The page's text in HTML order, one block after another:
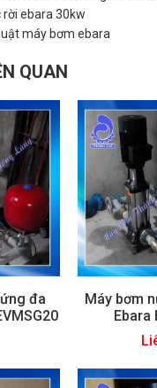
ebara 30kw
máy bơm ebara
QUAN
đa
Máy bơm
Ebara